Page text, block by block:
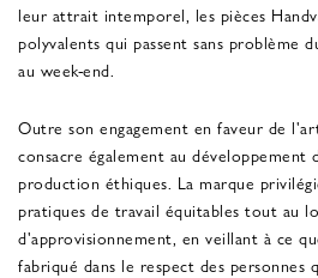
leur attrait intemporel, les pièces
polyvalents qui passent sans problème
au week-end.
Outre son engagement en faveur de
consacre également au développement
production éthiques. La marque
pratiques de travail équitables tout au
d'approvisionnement, en veillant à ce
fabriqué dans le respect des personnes